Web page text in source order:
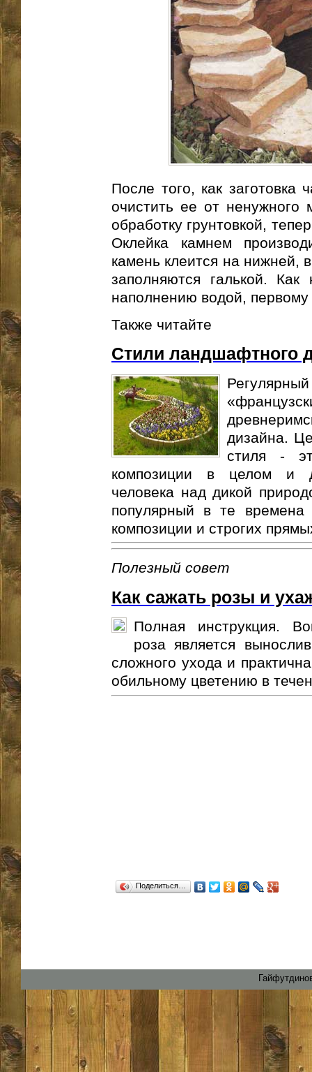
После того, как заготовка
очистить ее от ненужного
обработку грунтовкой,
Оклейка камнем
камень клеится на нижней,
заполняются галькой.
наполнению водой, первому
Также читайте
Стили ландшафтного
дизайна.
стиля -
композиции в целом и
человека над дикой
популярный в те времена
композиции и строгих
Полезный совет
Как сажать розы и
Полная инструкция.
роза является
сложного ухода и
обильному цветению в
Поделиться…